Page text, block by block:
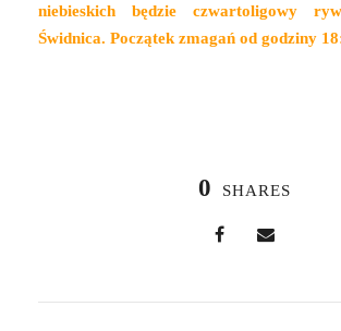
niebieskich będzie czwartoligowy
Świdnica. Początek zmagań od godziny
0 SHARES